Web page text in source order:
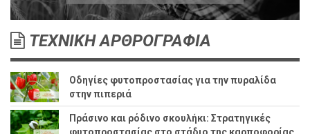
ΤΕΧΝΙΚΗ ΑΡΘΡΟΓΡΑΦΙΑ
Οδηγίες φυτοπροστασίας για την πυραλίδα
στην πιπεριά
Πράσινο και ρόδινο σκουλήκι: Στρατηγικές